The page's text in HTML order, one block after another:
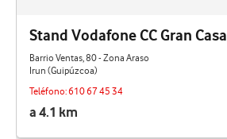
Stand Vodafone CC Gran Casa
Barrio Ventas, 80 - Zona Araso
Irun (Guipúzcoa)
Teléfono:610 67 45 34
a 4.1 km